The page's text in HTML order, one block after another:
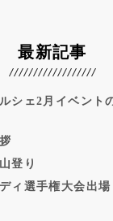
最新記事
シェ2月イベント
登り
ィ選手権大会出場